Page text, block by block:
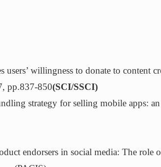
willingness to donate to content
pp.837-850(SCI/SSCI)
strategy for selling mobile apps:
endorsers in social media: The role